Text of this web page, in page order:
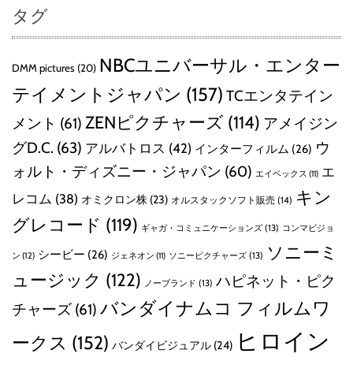
タグ
DMM pictures (20) NBCユニバーサル・エンター
テイメントジャパン (157) TCエンタテイン
メント (61) ZENピクチャーズ (114) アメイジン
グD.C. (63) アルバトロス (42) インターフィルム (26) ウ
ォルト・ディズニー・ジャパン (60) エイベックス (11) エ
レコム (38) オミクロン株 (23) オルスタックソフト販売 (14) キン
グレコード (119) ギャガ・コミュニケーションズ (13) コンマビジョ
ン (12) シービー (26) ジェネオン (11) ソニーピクチャーズ (13) ソニーミ
ュージック (122) ノーブランド (13) ハピネット・ピク
チャーズ (61) バンダイナムコ フィルムワ
ークス (152) バンダイビジュアル (24) ヒロイン